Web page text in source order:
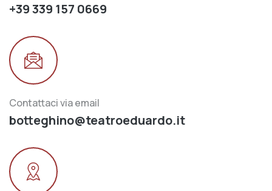
+39 339 157 0669
Contattaci via email
botteghino@teatroeduardo.it